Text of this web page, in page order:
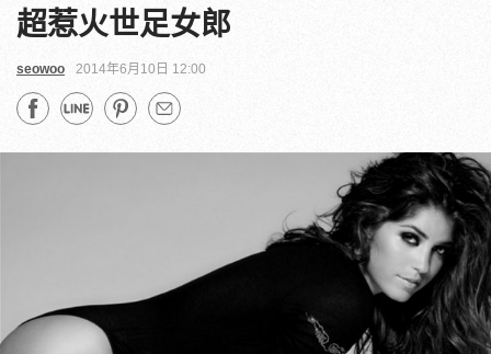
超惹火世足女郎
seowoo 2014年6月10日 12:00